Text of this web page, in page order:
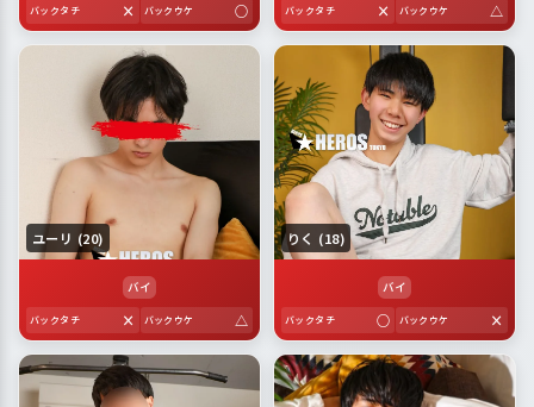
バックタチ × バックウケ ○ バックタチ × バックウケ △
ユーリ (20)
バイ
バックタチ × バックウケ △
りく (18)
バイ
バックタチ ○ バックウケ ×